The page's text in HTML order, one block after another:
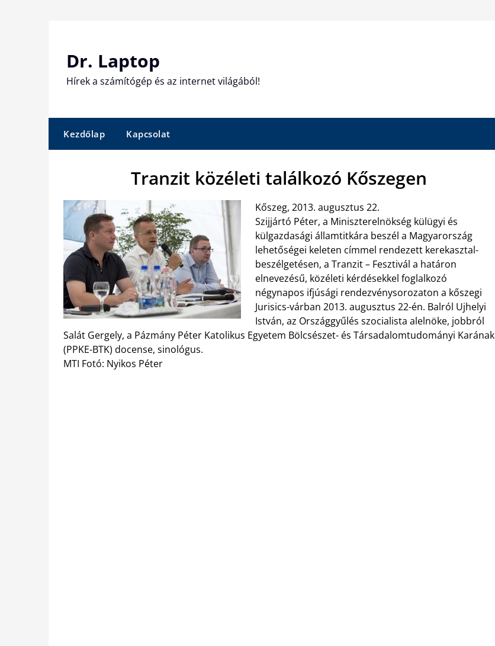
Dr. Laptop
Hírek a számítógép és az internet világából!
Kezdőlap Kapcsolat
Tranzit közéleti találkozó Kőszegen
Kőszeg, 2013. augusztus 22.
Szijjártó Péter, a Miniszterelnökség külügyi és
külgazdasági államtitkára beszél a Magyarország
lehetőségei keleten címmel rendezett kerekasztal-
beszélgetésen, a Tranzit – Fesztivál a határon
elnevezésű, közéleti kérdésekkel foglalkozó
négynapos ifjúsági rendezvénysorozaton a kőszegi
Jurisics-várban 2013. augusztus 22-én. Balról Ujhelyi
István, az Országgyűlés szocialista alelnöke, jobbról
Salát Gergely, a Pázmány Péter Katolikus Egyetem Bölcsészet- és Társadalomtudományi Karának
(PPKE-BTK) docense, sinológus.
MTI Fotó: Nyikos Péter